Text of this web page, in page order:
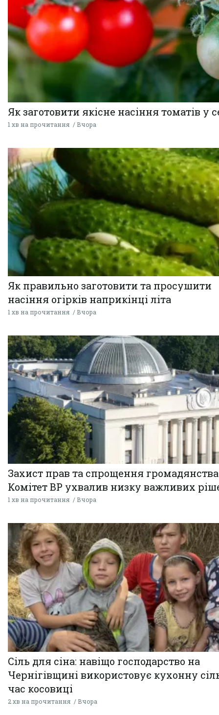
Як заготовити якісне насіння томатів у
1 хв на прочитання Вчора
Як правильно заготовити та просушити
насіння огірків наприкінці літа
1 хв на прочитання Вчора
Захист прав та спрощення
Комітет ВР ухвалив низку важливих
1 хв на прочитання Вчора
Сіль для сіна: навіщо господарство на
Чернігівщині використовує кухонну
час косовиці
2 хв на прочитання Вчора